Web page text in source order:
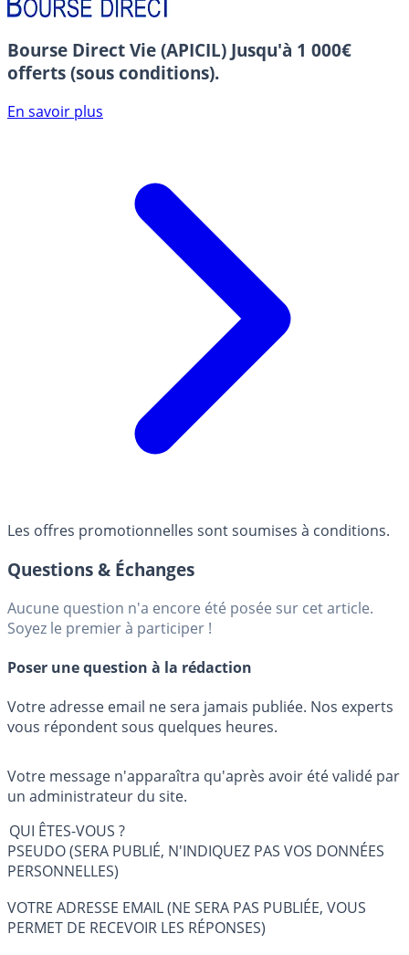
Bourse Direct Vie (APICIL) Jusqu'à 1 000€
offerts (sous conditions).
En savoir plus
Les offres promotionnelles sont soumises à conditions.
Questions & Échanges
Aucune question n'a encore été posée sur cet article.
Soyez le premier à participer !
Poser une question à la rédaction
Votre adresse email ne sera jamais publiée. Nos experts
vous répondent sous quelques heures.
Votre message n'apparaîtra qu'après avoir été validé par
un administrateur du site.
QUI ÊTES-VOUS ?
PSEUDO (SERA PUBLIÉ, N'INDIQUEZ PAS VOS DONNÉES
PERSONNELLES)
VOTRE ADRESSE EMAIL (NE SERA PAS PUBLIÉE, VOUS
PERMET DE RECEVOIR LES RÉPONSES)